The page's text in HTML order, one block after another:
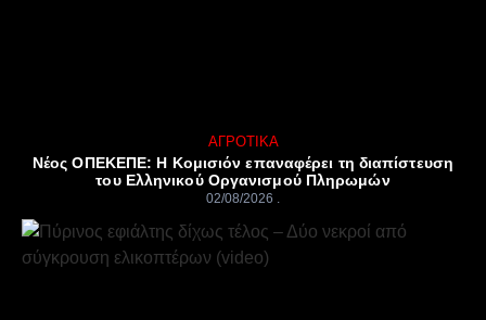
ΑΓΡΟΤΙΚΆ
Νέος ΟΠΕΚΕΠΕ: Η Κομισιόν επαναφέρει τη διαπίστευση
του Ελληνικού Οργανισμού Πληρωμών
02/08/2026